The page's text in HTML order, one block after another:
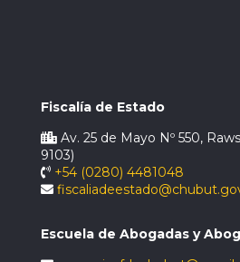
Fiscalía de Estado
Av. 25 de Mayo Nº 550,
9103)
+54 (0280) 4481048
Escuela de Abogadas y